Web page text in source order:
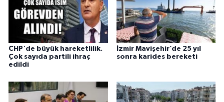
CHP'de büyük hareketlilik.
Çok sayıda partili ihraç
edildi
İzmir Mavişehir’de 25 yıl
sonra karides bereketi